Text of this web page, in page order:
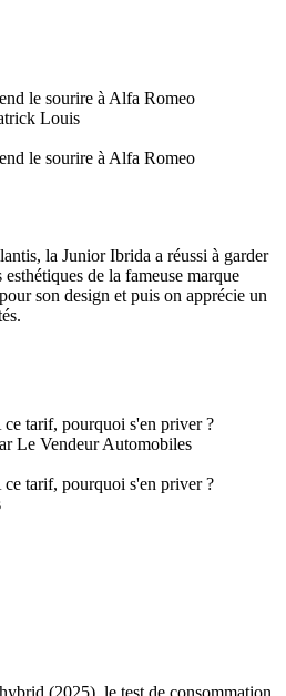
le sourire à Alfa Romeo
Louis
le sourire à Alfa Romeo
la Junior Ibrida a réussi à garder
de la fameuse marque
son design et puis on apprécie un
tarif, pourquoi s'en priver ?
Le Vendeur Automobiles
tarif, pourquoi s'en priver ?
(2025), le test de consommation